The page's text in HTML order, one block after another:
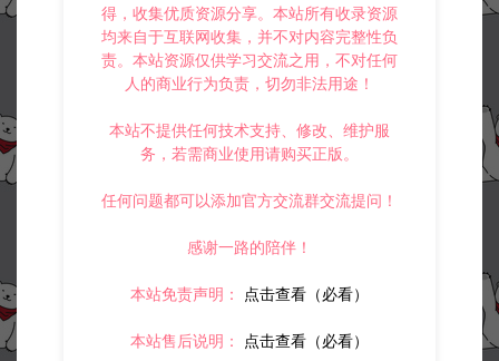
得，收集优质资源分享。本站所有收录资源
均来自于互联网收集，并不对内容完整性负
责。本站资源仅供学习交流之用，不对任何
人的商业行为负责，切勿非法用途！
本站不提供任何技术支持、修改、维护服
务，若需商业使用请购买正版。
任何问题都可以添加官方交流群交流提问！
感谢一路的陪伴！
本站免责声明： 点击查看（必看）
本站售后说明： 点击查看（必看）